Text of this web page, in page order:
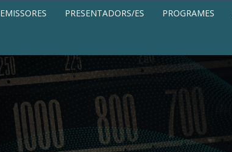
EMISSORES PRESENTADORS/ES PROGRAMES